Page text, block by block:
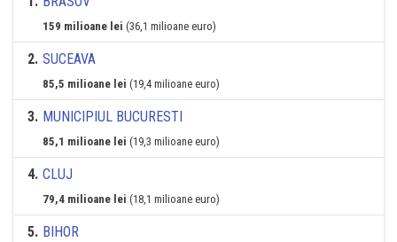
159 milioane lei (36,1 milioane euro)
2. SUCEAVA
85,5 milioane lei (19,4 milioane euro)
3. MUNICIPIUL BUCURESTI
85,1 milioane lei (19,3 milioane euro)
4. CLUJ
79,4 milioane lei (18,1 milioane euro)
5. BIHOR